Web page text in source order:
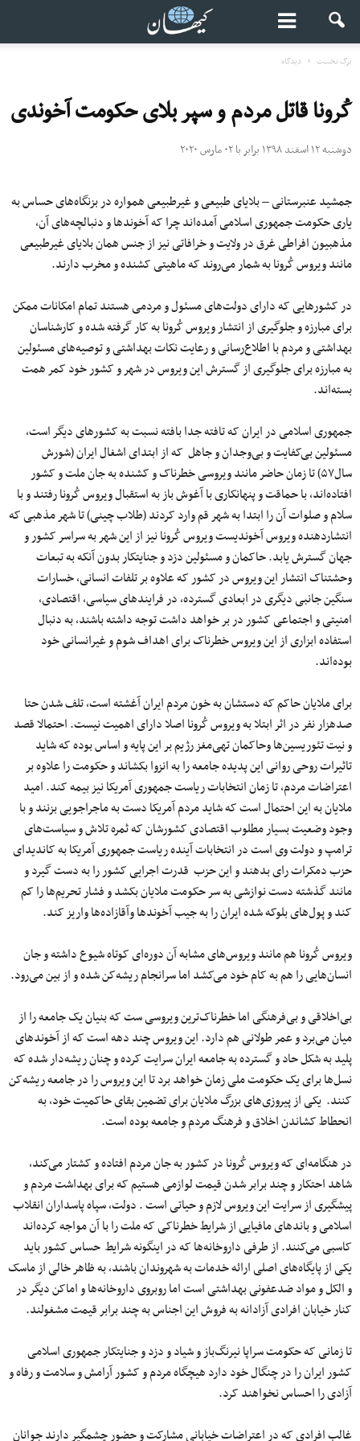
برگ نخست دیدگاه
کُرونا قاتل مردم و سپر بلای حکومت آخوندی
دوشنبه ۱۲ اسفند ۱۳۹۸ برابر با ۰۲ مارس ۲۰۲۰
جمشید عنبرستانی – بلایای طبیعی و غیرطبیعی همواره در بزنگاه‌های حساس به
یاری حکومت جمهوری اسلامی آمده‌اند چرا که آخوندها و دنبالچه‌های آن،
مذهبیون افراطی غرق در ولایت و خرافاتی نیز از جنس همان بلایای غیرطبیعی
مانند ویروس کُرونا به شمار می‌روند که ماهیتی کشنده و مخرب دارند.
در کشورهایی که دارای دولت‌های مسئول و مردمی هستند تمام امکانات ممکن
برای مبارزه و جلوگیری از انتشار ویروس کُرونا به کار گرفته شده و کارشناسان
بهداشتی و مردم با اطلاع‌رسانی و رعایت نکات بهداشتی و توصیه‌های مسئولین
به مبارزه برای جلوگیری از گسترش این ویروس در شهر و کشور خود کمر همت
بسته‌اند.
جمهوری اسلامی در ایران که تافته جدا بافته نسبت به کشورهای دیگر است،
مسئولین بی‌کفایت و بی‌وجدان و جاهل که از ابتدای اشغال ایران (شورش
سال۵۷) تا زمان حاضر مانند ویروسی خطرناک و کشنده به جان ملت و کشور
افتاده‌اند، با حماقت و پنهانکاری با آغوش باز به استقبال ویروس کُرونا رفتند و با
سلام و صلوات آن را ابتدا به شهر قم وارد کردند (طلاب چینی) تا شهر مذهبی که
انتشاردهنده ویروس آخوندیست ویروس کُرونا نیز از این شهر به سراسر کشور و
جهان گسترش یابد. حاکمان و مسئولین دزد و جنایتکار بدون آنکه به تبعات
وحشتناک انتشار این ویروس در کشور که علاوه بر تلفات انسانی، خسارات
سنگین جانبی دیگری در ابعادی گسترده، در فرایندهای سیاسی، اقتصادی،
امنیتی و اجتماعی کشور در بر خواهد داشت توجه داشته باشند، به دنبال
استفاده ابزاری از این ویروس خطرناک برای اهداف شوم و غیرانسانی خود
بوده‌اند.
برای ملایان حاکم که دستشان به خون مردم ایران آغشته است، تلف شدن حتا
صدهزار نفر در اثر ابتلا به ویروس کُرونا اصلا دارای اهمیت نیست. احتمالا قصد
و نیت تئوریسین‌ها وحاکمان تهی‌مغز رژیم بر این پایه و اساس بوده که شاید
تاثیرات روحی روانی این پدیده جامعه را به انزوا بکشاند و حکومت را علاوه بر
اعتراضات مردم، تا زمان انتخابات ریاست جمهوری آمریکا نیز بیمه کند. امید
ملایان به این احتمال است که شاید مردم آمریکا دست به ماجراجویی بزنند و با
وجود وضعیت بسیار مطلوب اقتصادی کشورشان که ثمره تلاش و سیاست‌های
ترامپ و دولت وی است در انتخابات آینده ریاست جمهوری آمریکا به کاندیدای
حزب دمکرات رای بدهند و این حزب قدرت اجرایی کشور را به دست گیرد و
مانند گذشته دست نوازشی به سر حکومت ملایان بکشد و فشار تحریم‌ها را کم
کند و پول‌های بلوکه شده ایران را به جیب آخوندها وآقازاده‌ها واریز کند.
ویروس کُرونا هم مانند ویروس‌های مشابه آن دوره‌ای کوتاه شیوع داشته و جان
انسان‌هایی را هم به کام خود می‌کشد اما سرانجام ریشه‌کن شده و از بین می‌رود.
بی‌اخلاقی و بی‌فرهنگی اما خطرناک‌ترین ویروسی ست که بنیان یک جامعه را از
میان می‌برد و عمر طولانی هم دارد. این ویروس چند دهه است که از آخوندهای
پلید به شکل حاد و گسترده به جامعه ایران سرایت کرده و چنان ریشه‌دار شده که
نسل‌ها برای یک حکومت ملی زمان خواهد برد تا این ویروس را در جامعه ریشه‌کن
کنند. یکی از پیروزی‌های بزرگ ملایان برای تضمین بقای حاکمیت خود، به
انحطاط کشاندن اخلاق و فرهنگ مردم و جامعه بوده است.
در هنگامه‌ای که ویروس کُرونا در کشور به جان مردم افتاده و کشتار می‌کند،
شاهد احتکار و چند برابر شدن قیمت لوازمی هستیم که برای بهداشت مردم و
پیشگیری از سرایت این ویروس لازم و حیاتی است . دولت، سپاه پاسداران انقلاب
اسلامی و باندهای مافیایی از شرایط خطرناکی که ملت را با آن مواجه کرده‌اند
کاسبی می‌کنند. از طرفی داروخانه‌ها که در اینگونه شرایط حساس کشور باید
یکی از پایگاه‌های اصلی ارائه خدمات به شهروندان باشند، به ظاهر خالی از ماسک
و الکل و مواد ضدعفونی بهداشتی است اما روبروی داروخانه‌ها و اماکن دیگر در
کنار خیابان افرادی آزادانه به فروش این اجناس به چند برابر قیمت مشغولند.
تا زمانی که حکومت سراپا نیرنگ‌باز و شیاد و دزد و جنایتکار جمهوری اسلامی
کشور ایران را در چنگال خود دارد هیچگاه مردم و کشور آرامش و سلامت و رفاه و
آزادی را احساس نخواهند کرد.
غالب افرادی که در اعتراضات خیابانی مشارکت و حضور چشمگیر دارند جوانان